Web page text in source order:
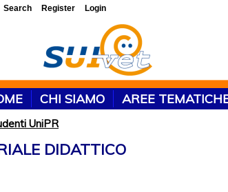
CHI SIAMO AREE
UniPR
DIDATTICO
Search Register Login